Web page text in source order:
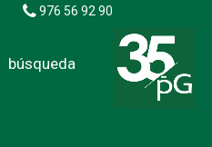
976 56 92 90
búsqueda